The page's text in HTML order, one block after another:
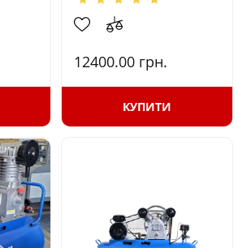
12400.00 грн.
КУПИТИ